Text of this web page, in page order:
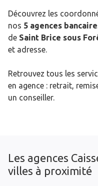
Découvrez les
nos 5 agences
de Saint Brice sous
et adresse.
Retrouvez tous les
en agence : retrait,
un conseiller.
Les agences
villes à proximité